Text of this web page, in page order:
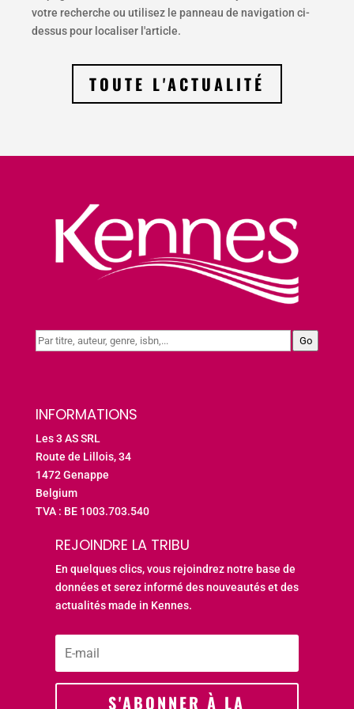
votre recherche ou utilisez le panneau de navigation ci-
dessus pour localiser l'article.
TOUTE L'ACTUALITÉ
Go
INFORMATIONS
Les 3 AS SRL
Route de Lillois, 34
1472 Genappe
Belgium
TVA : BE 1003.703.540
REJOINDRE LA TRIBU
En quelques clics, vous rejoindrez notre base de
données et serez informé des nouveautés et des
actualités made in Kennes.
S'ABONNER À LA